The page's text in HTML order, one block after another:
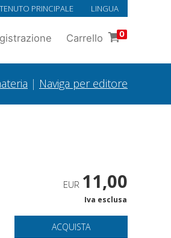
PRINCIPALE LINGUA
Carrello 0
| Naviga per editore
EUR 11,00
Iva esclusa
ACQUISTA